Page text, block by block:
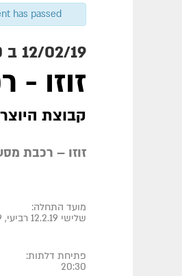
has passed.
12/02/19 ב 20:30
זוזו
קבוצת
זוזו – רכבת
מועד התחלה:
שלישי 12.2.19 רביעי, 13.02.19 (20:30)
פתיחת דלתות:
20:30